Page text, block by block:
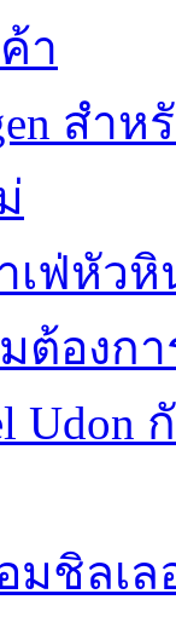
า
สำ
เฟ่หัว
ต้องกา
มชิลเ